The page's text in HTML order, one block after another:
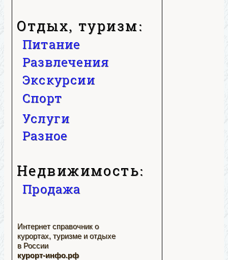
Отдых, туризм:
Питание
Развлечения
Экскурсии
Спорт
Услуги
Разное
Недвижимость:
Продажа
Интернет справочник о
курортах, туризме и отдыхе
в России
курорт-инфо.рф